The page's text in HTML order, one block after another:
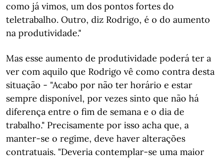
como já vimos, um dos pontos fortes do
teletrabalho. Outro, diz Rodrigo, é o do aumento
na produtividade."
Mas esse aumento de produtividade poderá ter a
ver com aquilo que Rodrigo vê como contra desta
situação - "Acabo por não ter horário e estar
sempre disponível, por vezes sinto que não há
diferença entre o fim de semana e o dia de
trabalho." Precisamente por isso acha que, a
manter-se o regime, deve haver alterações
contratuais. "Deveria contemplar-se uma maior